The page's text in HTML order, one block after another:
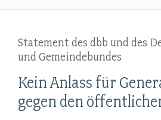
Statement des dbb und des
und Gemeindebundes
Kein Anlass für
gegen den